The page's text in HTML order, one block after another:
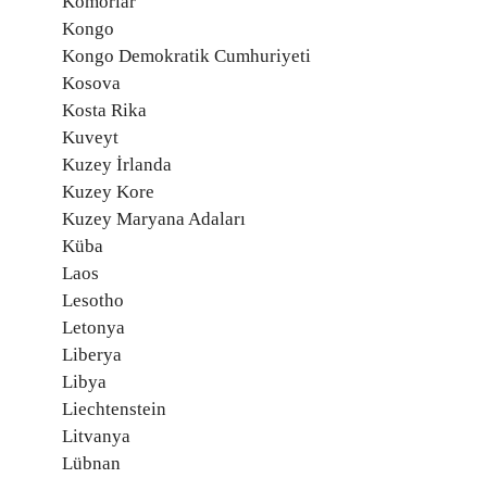
Kongo
Kongo Demokratik Cumhuriyeti
Kosova
Kosta Rika
Kuveyt
Kuzey İrlanda
Kuzey Kore
Kuzey Maryana Adaları
Küba
Laos
Lesotho
Letonya
Liberya
Libya
Liechtenstein
Litvanya
Lübnan